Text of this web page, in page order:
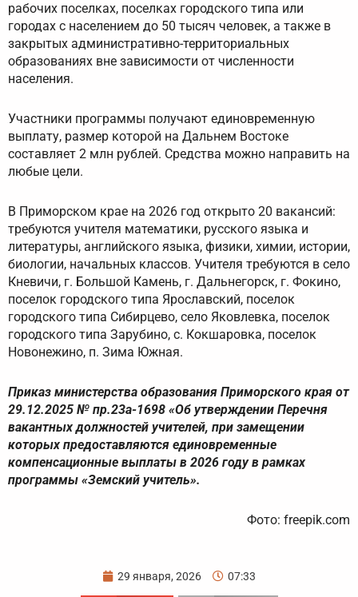
рабочих поселках, поселках городского типа или
городах с населением до 50 тысяч человек, а также в
закрытых административно-территориальных
образованиях вне зависимости от численности
населения.
Участники программы получают единовременную
выплату, размер которой на Дальнем Востоке
составляет 2 млн рублей. Средства можно направить на
любые цели.
В Приморском крае на 2026 год открыто 20 вакансий:
требуются учителя математики, русского языка и
литературы, английского языка, физики, химии, истории,
биологии, начальных классов. Учителя требуются в село
Кневичи, г. Большой Камень, г. Дальнегорск, г. Фокино,
поселок городского типа Ярославский, поселок
городского типа Сибирцево, село Яковлевка, поселок
городского типа Зарубино, с. Кокшаровка, поселок
Новонежино, п. Зима Южная.
Приказ министерства образования Приморского края от
29.12.2025 № пр.23а-1698 «Об утверждении Перечня
вакантных должностей учителей, при замещении
которых предоставляются единовременные
компенсационные выплаты в 2026 году в рамках
программы «Земский учитель».
Фото: freepik.com
29 января, 2026 07:33